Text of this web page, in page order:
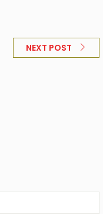
NEXT POST